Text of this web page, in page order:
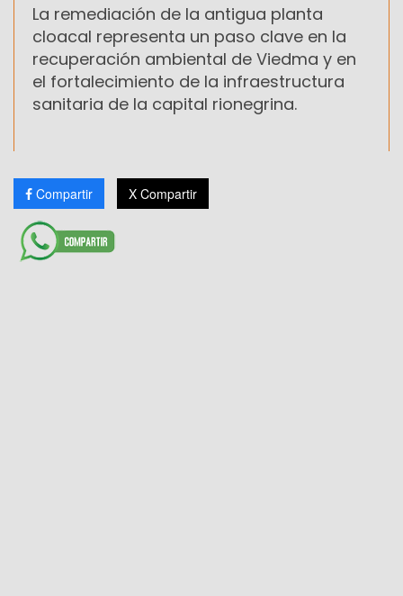
La remediación de la antigua planta
cloacal representa un paso clave en la
recuperación ambiental de Viedma y en
el fortalecimiento de la infraestructura
sanitaria de la capital rionegrina.
Compartir X Compartir